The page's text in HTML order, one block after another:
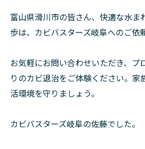
富山県滑川市の皆さん、快適な水ま
歩は、カビバスターズ岐阜へのご依
お気軽にお問い合わせいただき、プ
りのカビ退治をご体験ください。家
活環境を守りましょう。
カビバスターズ岐阜の佐藤でした。